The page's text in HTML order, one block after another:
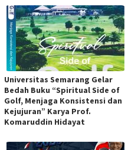
Universitas Semarang Gelar
Bedah Buku “Spiritual Side of
Golf, Menjaga Konsistensi dan
Kejujuran” Karya Prof.
Komaruddin Hidayat